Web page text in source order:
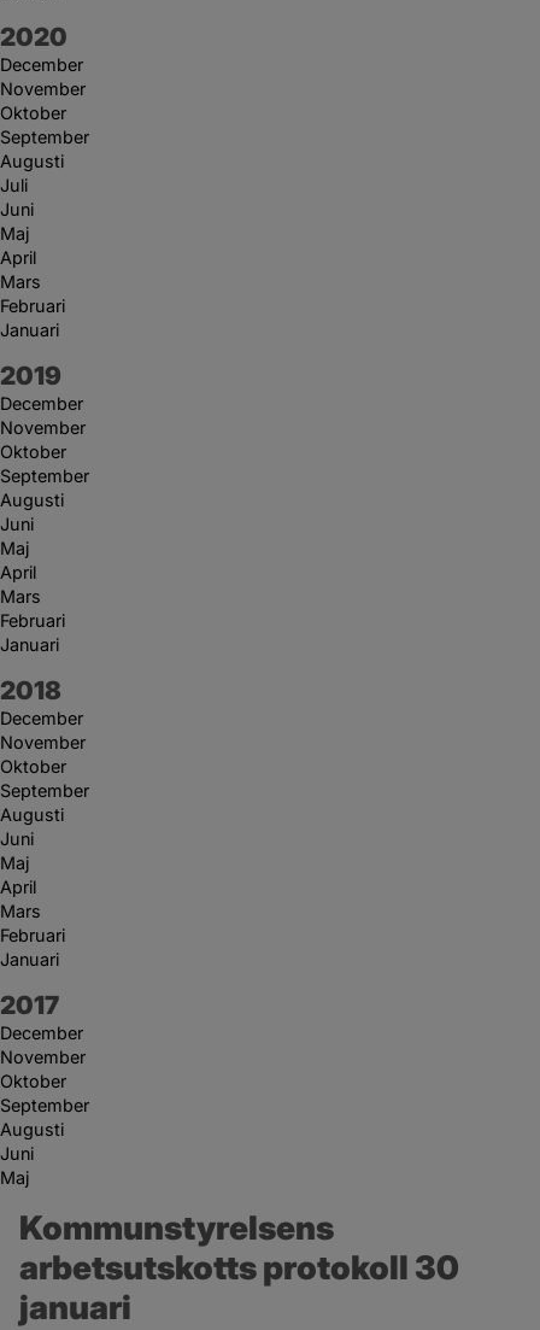
År:
2020
December
November
Oktober
September
Augusti
Juli
Juni
Maj
April
Mars
Februari
Januari
År:
2019
December
November
Oktober
September
Augusti
Juni
Maj
April
Mars
Februari
Januari
År:
2018
December
November
Oktober
September
Augusti
Juni
Maj
April
Mars
Februari
Januari
År:
2017
December
November
Oktober
September
Augusti
Juni
Maj
Kommunstyrelsens
arbetsutskotts protokoll 30
januari